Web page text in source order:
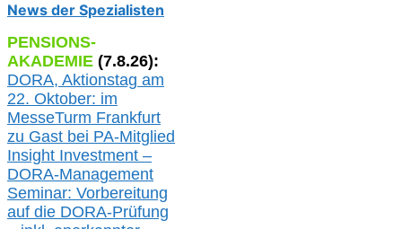
News der Spezialisten
PENSIONS-
AKADEMIE (7.8.26):
DORA, Aktionstag am
22. Oktober: im
MesseTurm Frankfurt
zu Gast bei PA-Mitglied
Insight Investment –
DORA-Management
Seminar: Vorbereitung
auf die DORA-Prüfung